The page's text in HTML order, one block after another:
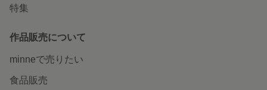
特集
作品販売について
minneで売りたい
食品販売